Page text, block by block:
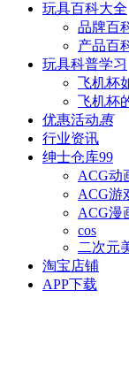
玩具百科大全
品牌百
产品百
玩具科普学习
飞机杯
飞机杯
优惠活动惠
行业资讯
绅士仓库99
ACG动
ACG游
ACG漫
cos
二次元
淘宝店铺
APP下载